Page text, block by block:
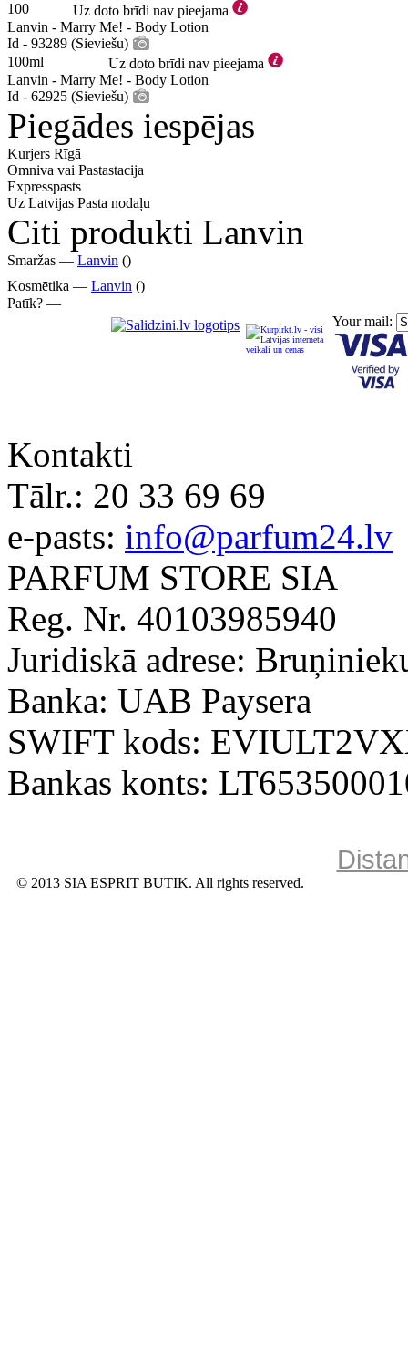
100
Uz doto brīdi nav pieejama
Lanvin - Marry Me! - Body Lotion
Id - 93289 (Sieviešu)
100ml
Uz doto brīdi nav pieejama
Lanvin - Marry Me! - Body Lotion
Id - 62925 (Sieviešu)
Piegādes iespējas
Kurjers Rīgā
Omniva vai Pastastacija
Expresspasts
Uz Latvijas Pasta nodaļu
Citi produkti Lanvin
Smaržas — Lanvin ()
Kosmētika — Lanvin ()
Patīk? —
Your mail:
Kontakti
Tālr.: 20 33 69 69
e-pasts: info@parfum24.lv
PARFUM STORE SIA
Reg. Nr. 40103985940
Juridiskā adrese:
Banka: UAB Paysera
SWIFT kods:
Bankas konts:
© 2013 SIA ESPRIT BUTIK. All rights reserved.